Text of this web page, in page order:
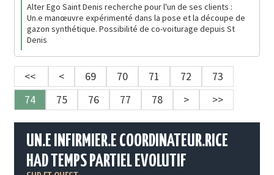
Alter Ego Saint Denis recherche pour l'un de ses clients :
Un.e manœuvre expérimenté dans la pose et la découpe de
gazon synthétique. Possibilité de co-voiturage depuis St
Denis
<< < 69 70 71 72
73
74
75 76 77 78 > >>
UN.E INFIRMIER.E COORDINATEUR.RICE
HAD TEMPS PARTIEL EVOLUTIF